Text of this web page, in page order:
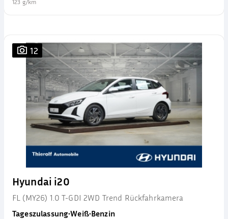
123 g/km
12
Hyundai i20
FL (MY26) 1.0 T-GDI 2WD Trend Rückfahrkamera
Tageszulassung•Weiß•Benzin